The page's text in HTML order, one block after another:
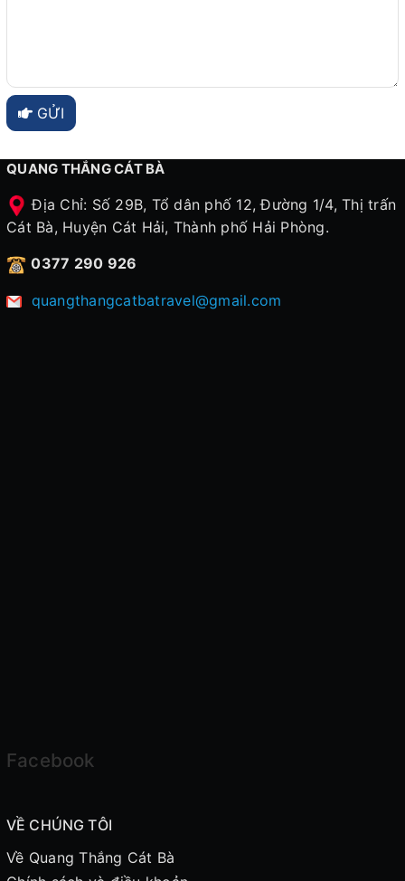
GỬI
QUANG THẮNG CÁT BÀ
Địa Chỉ: Số 29B, Tổ dân phố 12, Đường 1/4, Thị trấn
Cát Bà, Huyện Cát Hải, Thành phố Hải Phòng.
0377 290 926
quangthangcatbatravel@gmail.com
Facebook
VỀ CHÚNG TÔI
Về Quang Thắng Cát Bà